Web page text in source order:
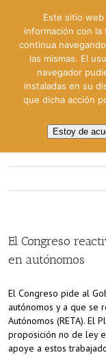
El Congreso
en autónomos
El Congreso pide al
autónomos y a que se
Autónomos (RETA). El
proposición no de ley
apoye a estos
Este sitio
información con la
continua
las mismas. El
navegador
instaladas en su
que dicha acción
Estoy de